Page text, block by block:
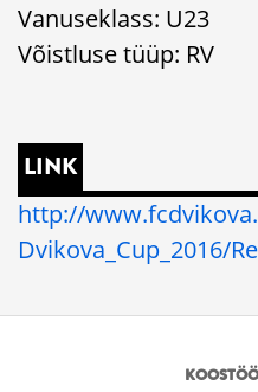
Vanuseklass: U23
Võistluse tüüp: RV
LINK
http://
Dvikova_Cup_2016/